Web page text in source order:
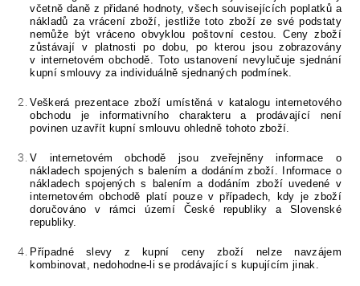
včetně daně z přidané hodnoty, všech souvisejících poplatků a
nákladů za vrácení zboží, jestliže toto zboží ze své podstaty
nemůže být vráceno obvyklou poštovní cestou. Ceny zboží
zůstávají v platnosti po dobu, po kterou jsou zobrazovány
v internetovém obchodě. Toto ustanovení nevylučuje sjednání
kupní smlouvy za individuálně sjednaných podmínek.
Veškerá prezentace zboží umístěná v katalogu internetového
obchodu je informativního charakterua prodávající není
povinen uzavřít kupní smlouvu ohledně tohoto zboží.
V internetovém obchodě jsou zveřejněny informace o
nákladech spojených s balením a dodáním zboží.
Informace o
nákladech spojených s balením a dodáním zboží uvedené v
internetovém obchodě platí pouze v případech, kdy je zboží
doručováno v rámci území České republikya Slovenské
republiky.
Případné slevy z kupní ceny zboží nelze navzájem
kombinovat, nedohodne-li se prodávající s kupujícím jinak.